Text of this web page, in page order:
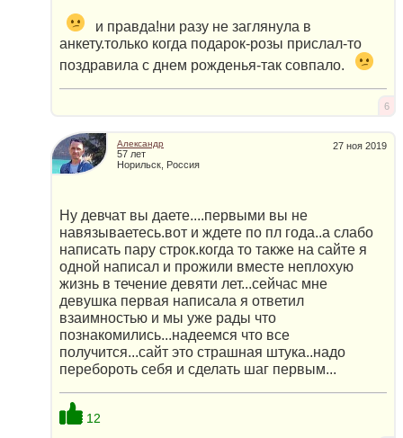
и правда!ни разу не заглянула в
анкету.только когда подарок-розы прислал-то
поздравила с днем рожденья-так совпало.
6
27 ноя 2019
Александр
57 лет
Норильск, Россия
Ну девчат вы даете....первыми вы не
навязываетесь.вот и ждете по пл года..а слабо
написать пару строк.когда то также на сайте я
одной написал и прожили вместе неплохую
жизнь в течение девяти лет...сейчас мне
девушка первая написала я ответил
взаимностью и мы уже рады что
познакомились...надеемся что все
получится...сайт это страшная штука..надо
перебороть себя и сделать шаг первым...
12